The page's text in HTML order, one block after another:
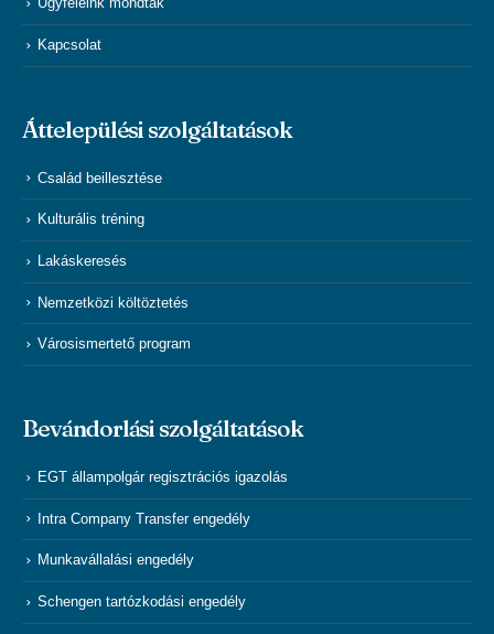
Ügyfeleink mondták
Kapcsolat
Áttelepülési szolgáltatások
Család beillesztése
Kulturális tréning
Lakáskeresés
Nemzetközi költöztetés
Városismertető program
Bevándorlási szolgáltatások
EGT állampolgár regisztrációs igazolás
Intra Company Transfer engedély
Munkavállalási engedély
Schengen tartózkodási engedély